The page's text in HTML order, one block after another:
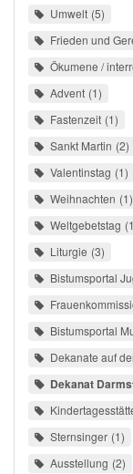
Umwelt 5
Frieden und
Ökumene /
Advent 1
Fastenzeit 1
Sankt Martin 2
Valentinstag 1
Weihnachten 1
Weltgebetstag 1
Liturgie 3
Bistumsportal
Bistumsportal
Dekanate auf
Dekanat
Sternsinger 1
Ausstellung 2